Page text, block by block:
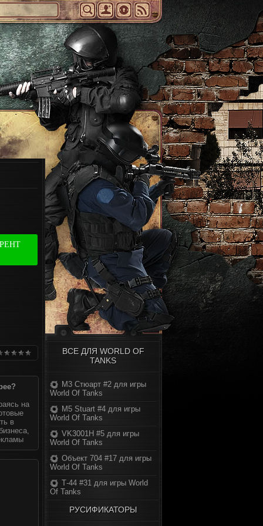
на
в
ВСЕ ДЛЯ WORLD OF
TANKS
М3 Стюарт #2 для игры
World Of Tanks
M5 Stuart #4 для игры
World Of Tanks
VK3001H #5 для игры
World Of Tanks
Объект 704 #17 для игры
World Of Tanks
Т-44 #31 для игры World
Of Tanks
РУСИФИКАТОРЫ